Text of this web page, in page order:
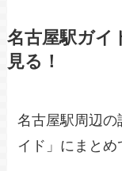
名古屋駅ガイ
見る！
名古屋駅周辺
イド」にまとめ